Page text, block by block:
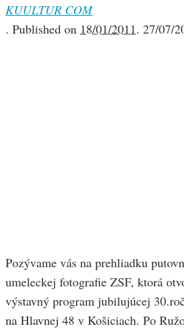
KUULTUR COM
. Published on 18/01/2011. 27/07/
Pozývame vás na prehliadku
umeleckej fotografie ZSF, ktorá
výstavný program jubilujúcej
na Hlavnej 48 v Košiciach. Po